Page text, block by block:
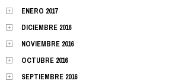
ENERO 2017
DICIEMBRE 2016
NOVIEMBRE 2016
OCTUBRE 2016
SEPTIEMBRE 2016